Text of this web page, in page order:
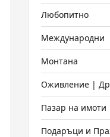
Любопитно
Международни
Монтана
Оживление |
Пазар на имоти
Подаръци и